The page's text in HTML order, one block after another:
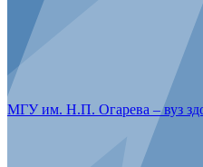
МГУ им. Н.П. Огарева – вуз